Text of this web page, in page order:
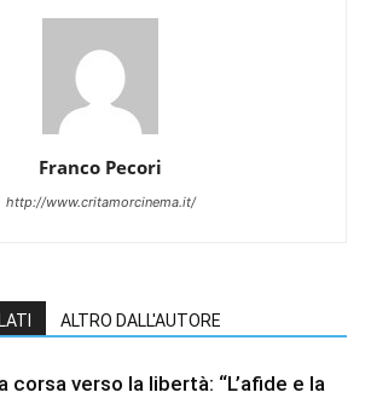
Franco Pecori
http://www.critamorcinema.it/
ALTRO DALL'AUTORE
corsa verso la libertà: “L’afide e la